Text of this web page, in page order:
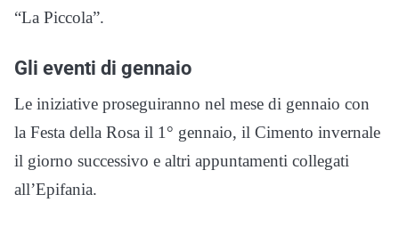
“La Piccola”.
Gli eventi di gennaio
Le iniziative proseguiranno nel mese di gennaio con
la Festa della Rosa il 1° gennaio, il Cimento invernale
il giorno successivo e altri appuntamenti collegati
all’Epifania.